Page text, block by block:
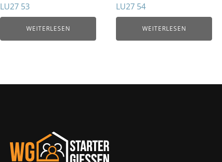
LU27 53
WEITERLESEN
LU27 54
WEITERLESEN